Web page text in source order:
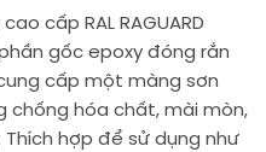
cấp RAL RAGUARD
gốc epoxy đóng rắn
cấp một màng sơn
chống hóa chất, mài mòn,
hợp để sử dụng như